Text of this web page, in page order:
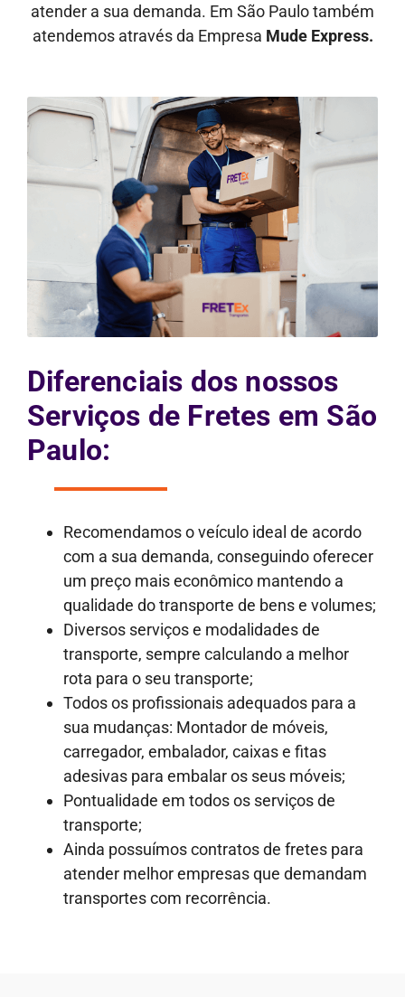
atender a sua demanda. Em São Paulo também
atendemos através da Empresa Mude Express.
Diferenciais dos nossos
Serviços de Fretes em São
Paulo:
Recomendamos o veículo ideal de acordo
com a sua demanda, conseguindo oferecer
um preço mais econômico mantendo a
qualidade do transporte de bens e volumes;
Diversos serviços e modalidades de
transporte, sempre calculando a melhor
rota para o seu transporte;
Todos os profissionais adequados para a
sua mudanças: Montador de móveis,
carregador, embalador, caixas e fitas
adesivas para embalar os seus móveis;
Pontualidade em todos os serviços de
transporte;
Ainda possuímos contratos de fretes para
atender melhor empresas que demandam
transportes com recorrência.